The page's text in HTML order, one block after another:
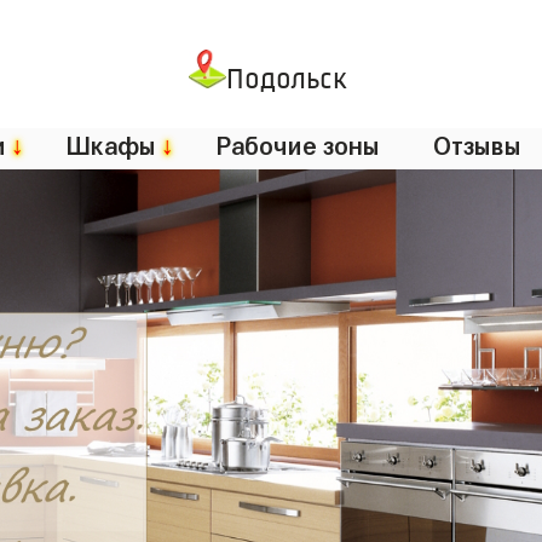
Подольск
↓ Шкафы↓ Рабочие зоны Отзывы